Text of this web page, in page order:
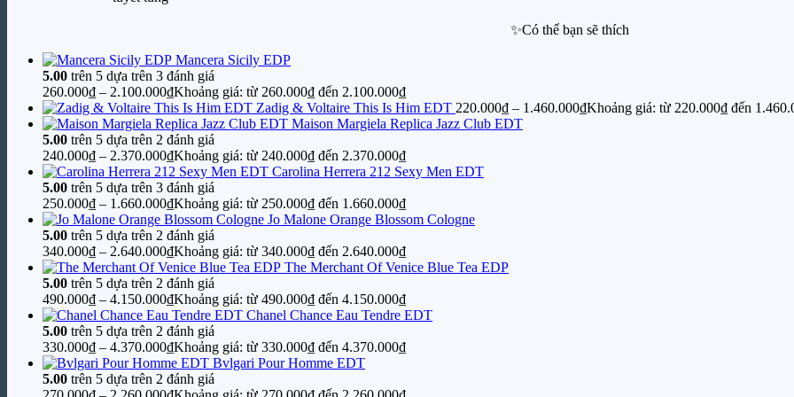
✨Có thể bạn sẽ thích
Mancera Sicily EDP
5.00 trên 5 dựa trên 3 đánh giá
260.000₫ – 2.100.000₫Khoảng giá: từ 260.000₫ đến 2.100.000₫
Zadig & Voltaire This Is Him EDT 220.000₫ – 1.460.000₫Khoảng giá: từ 220.000₫ đến
Maison Margiela Replica Jazz Club EDT
5.00 trên 5 dựa trên 2 đánh giá
240.000₫ – 2.370.000₫Khoảng giá: từ 240.000₫ đến 2.370.000₫
Carolina Herrera 212 Sexy Men EDT
5.00 trên 5 dựa trên 3 đánh giá
250.000₫ – 1.660.000₫Khoảng giá: từ 250.000₫ đến 1.660.000₫
Jo Malone Orange Blossom Cologne
5.00 trên 5 dựa trên 2 đánh giá
340.000₫ – 2.640.000₫Khoảng giá: từ 340.000₫ đến 2.640.000₫
The Merchant Of Venice Blue Tea EDP
5.00 trên 5 dựa trên 2 đánh giá
490.000₫ – 4.150.000₫Khoảng giá: từ 490.000₫ đến 4.150.000₫
Chanel Chance Eau Tendre EDT
5.00 trên 5 dựa trên 2 đánh giá
330.000₫ – 4.370.000₫Khoảng giá: từ 330.000₫ đến 4.370.000₫
Bvlgari Pour Homme EDT
5.00 trên 5 dựa trên 2 đánh giá